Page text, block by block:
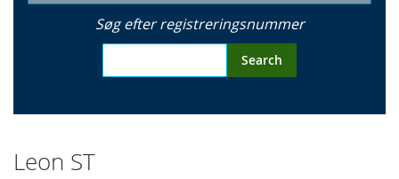
Søg efter registreringsnummer
Search
Leon ST